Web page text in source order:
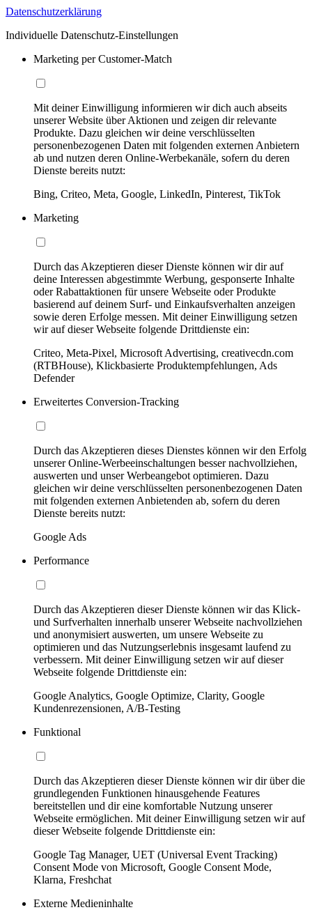
Datenschutzerklärung
Individuelle Datenschutz-Einstellungen
Marketing per Customer-Match
Mit deiner Einwilligung informieren wir dich auch abseits
unserer Website über Aktionen und zeigen dir relevante
Produkte. Dazu gleichen wir deine verschlüsselten
personenbezogenen Daten mit folgenden externen Anbietern
ab und nutzen deren Online-Werbekanäle, sofern du deren
Dienste bereits nutzt:
Bing, Criteo, Meta, Google, LinkedIn, Pinterest, TikTok
Marketing
Durch das Akzeptieren dieser Dienste können wir dir auf
deine Interessen abgestimmte Werbung, gesponserte Inhalte
oder Rabattaktionen für unsere Webseite oder Produkte
basierend auf deinem Surf- und Einkaufsverhalten anzeigen
sowie deren Erfolge messen. Mit deiner Einwilligung setzen
wir auf dieser Webseite folgende Drittdienste ein:
Criteo, Meta-Pixel, Microsoft Advertising, creativecdn.com
(RTBHouse), Klickbasierte Produktempfehlungen, Ads
Defender
Erweitertes Conversion-Tracking
Durch das Akzeptieren dieses Dienstes können wir den Erfolg
unserer Online-Werbeeinschaltungen besser nachvollziehen,
auswerten und unser Werbeangebot optimieren. Dazu
gleichen wir deine verschlüsselten personenbezogenen Daten
mit folgenden externen Anbietenden ab, sofern du deren
Dienste bereits nutzt:
Google Ads
Performance
Durch das Akzeptieren dieser Dienste können wir das Klick-
und Surfverhalten innerhalb unserer Webseite nachvollziehen
und anonymisiert auswerten, um unsere Webseite zu
optimieren und das Nutzungserlebnis insgesamt laufend zu
verbessern. Mit deiner Einwilligung setzen wir auf dieser
Webseite folgende Drittdienste ein:
Google Analytics, Google Optimize, Clarity, Google
Kundenrezensionen, A/B-Testing
Funktional
Durch das Akzeptieren dieser Dienste können wir dir über die
grundlegenden Funktionen hinausgehende Features
bereitstellen und dir eine komfortable Nutzung unserer
Webseite ermöglichen. Mit deiner Einwilligung setzen wir auf
dieser Webseite folgende Drittdienste ein:
Google Tag Manager, UET (Universal Event Tracking)
Consent Mode von Microsoft, Google Consent Mode,
Klarna, Freshchat
Externe Medieninhalte